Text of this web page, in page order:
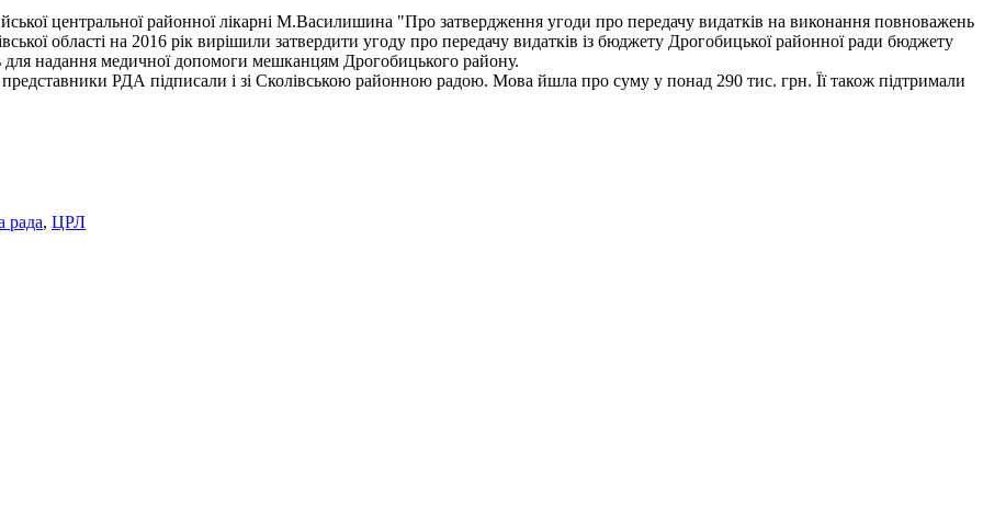
центральної районної лікарні М.Василишина "Про затвердження угоди про передачу видатків на виконання повноважень
області на 2016 рік вирішили затвердити угоду про передачу видатків із бюджету Дрогобицької районної ради бюджету
надання медичної допомоги мешканцям Дрогобицького району.
представники РДА підписали і зі Сколівською районною радою. Мова йшла про суму у понад 290 тис. грн. Її також підтримали
рада, ЦРЛ